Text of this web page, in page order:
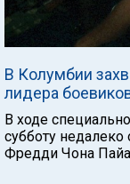
В Колумбии
лидера
В ходе
субботу
Фредди Чона